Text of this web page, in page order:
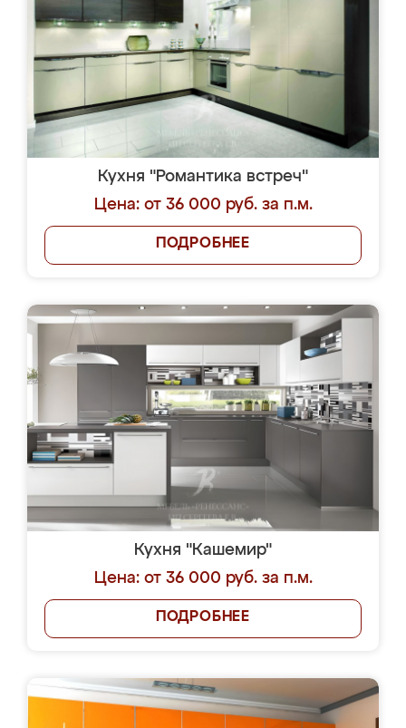
Кухня "Романтика встреч"
Цена: от 36 000 руб. за п.м.
ПОДРОБНЕЕ
Кухня "Кашемир"
Цена: от 36 000 руб. за п.м.
ПОДРОБНЕЕ